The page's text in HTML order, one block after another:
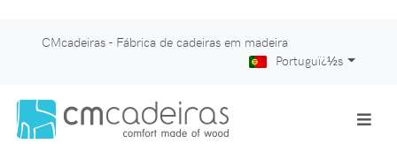
CMcadeiras - Fábrica de cadeiras em madeira
Portuguï¿½s